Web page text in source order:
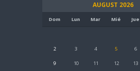
AUGUST 2026
Dom Lun Mar Mié Jue
2 3 4 5 6
9 10 11 12 13